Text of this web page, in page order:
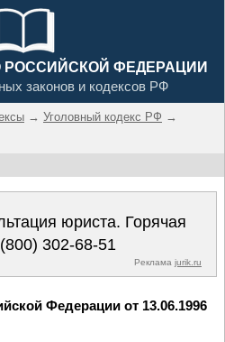
РОССИЙСКОЙ ФЕДЕРАЦИИ
законов и кодексов РФ
→ Уголовный кодекс РФ →
юриста. Горячая
302-68-51
Реклама jurik.ru
Федерации от 13.06.1996